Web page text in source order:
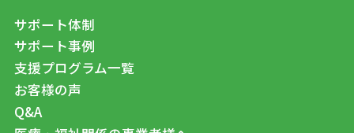
サポート体制
サポート事例
支援プログラム一覧
お客様の声
Q&A